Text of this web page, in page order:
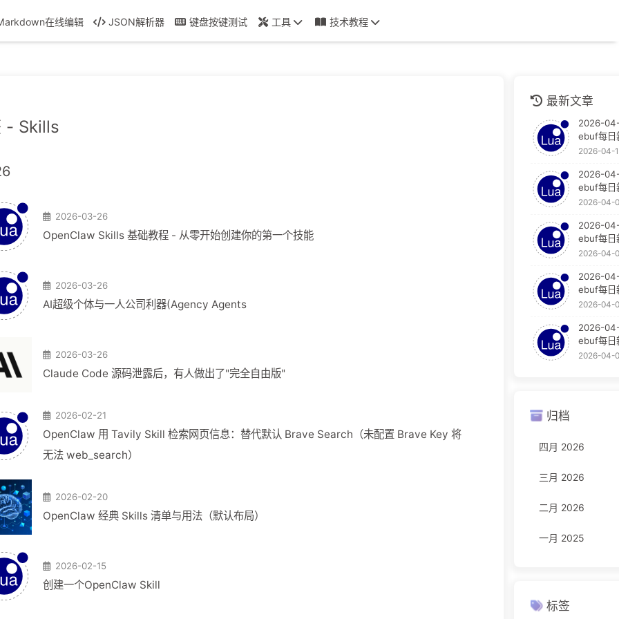
在线编辑 JSON解析器 键盘按键测试 工具 技术教程
- Skills
2026-03-26
OpenClaw Skills 基础教程 - 从零开始创建你的第一个技能
2026-03-26
AI超级个体与一人公司利器(Agency Agents
2026-03-26
Claude Code 源码泄露后，有人做出了"完全自由版"
2026-02-21
OpenClaw 用 Tavily Skill 检索网页信息：替代默认 Brave Search（未配置 Brave Key 将
无法 web_search）
2026-02-20
OpenClaw 经典 Skills 清单与用法（默认布局）
2026-02-15
创建一个OpenClaw Skill
最新文章
2026-
ebuf每日
2026-04-
2026-
ebuf每日
2026-04-
2026-
ebuf每日
2026-04-
2026-
ebuf每日
2026-04-
2026-
ebuf每日
2026-04-
归档
四月 2026
三月 2026
二月 2026
一月 2025
标签